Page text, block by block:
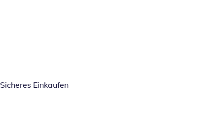
Sicheres Einkaufen